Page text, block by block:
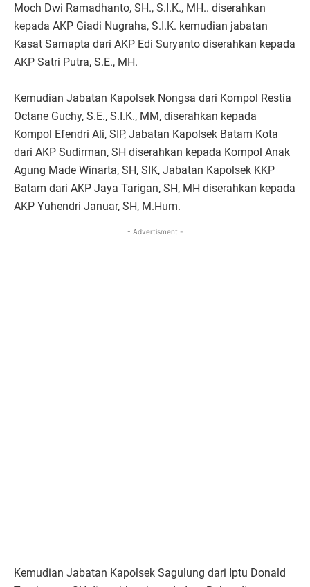
Moch Dwi Ramadhanto, SH., S.I.K., MH.. diserahkan
kepada AKP Giadi Nugraha, S.I.K. kemudian jabatan
Kasat Samapta dari AKP Edi Suryanto diserahkan kepada
AKP Satri Putra, S.E., MH.
Kemudian Jabatan Kapolsek Nongsa dari Kompol Restia
Octane Guchy, S.E., S.I.K., MM, diserahkan kepada
Kompol Efendri Ali, SIP, Jabatan Kapolsek Batam Kota
dari AKP Sudirman, SH diserahkan kepada Kompol Anak
Agung Made Winarta, SH, SIK, Jabatan Kapolsek KKP
Batam dari AKP Jaya Tarigan, SH, MH diserahkan kepada
AKP Yuhendri Januar, SH, M.Hum.
- Advertisment -
Kemudian Jabatan Kapolsek Sagulung dari Iptu Donald